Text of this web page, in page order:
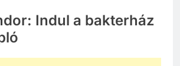
Indul a bakterház